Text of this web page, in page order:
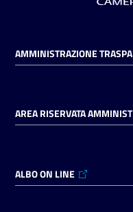
AMMINISTRAZIONE
AREA RISERVATA
ALBO ON LINE